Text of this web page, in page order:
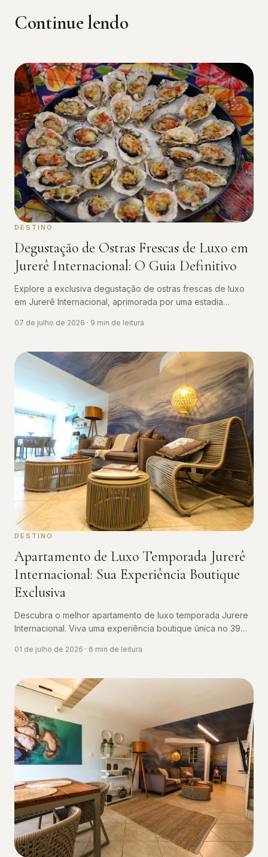
Continue lendo
DESTINO
Degustação de Ostras Frescas de Luxo em
Jurerê Internacional: O Guia Definitivo
Explore a exclusiva degustação de ostras frescas de luxo
em Jurerê Internacional, aprimorada por uma estadia
07 de julho de 2026 · 9 min de leitura
DESTINO
Apartamento de Luxo Temporada Jurerê
Internacional: Sua Experiência Boutique
Exclusiva
Descubra o melhor apartamento de luxo temporada Jurere
Internacional. Viva uma experiência boutique única no 39
01 de julho de 2026 · 6 min de leitura